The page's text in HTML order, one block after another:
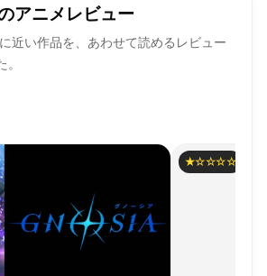
アニメレビュー
近い作品を、あわせて読めるレビュー
★☆☆☆☆